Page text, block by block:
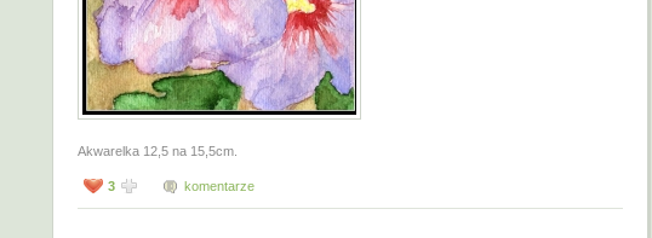
Akwarelka 12,5 na 15,5cm.
3 komentarze